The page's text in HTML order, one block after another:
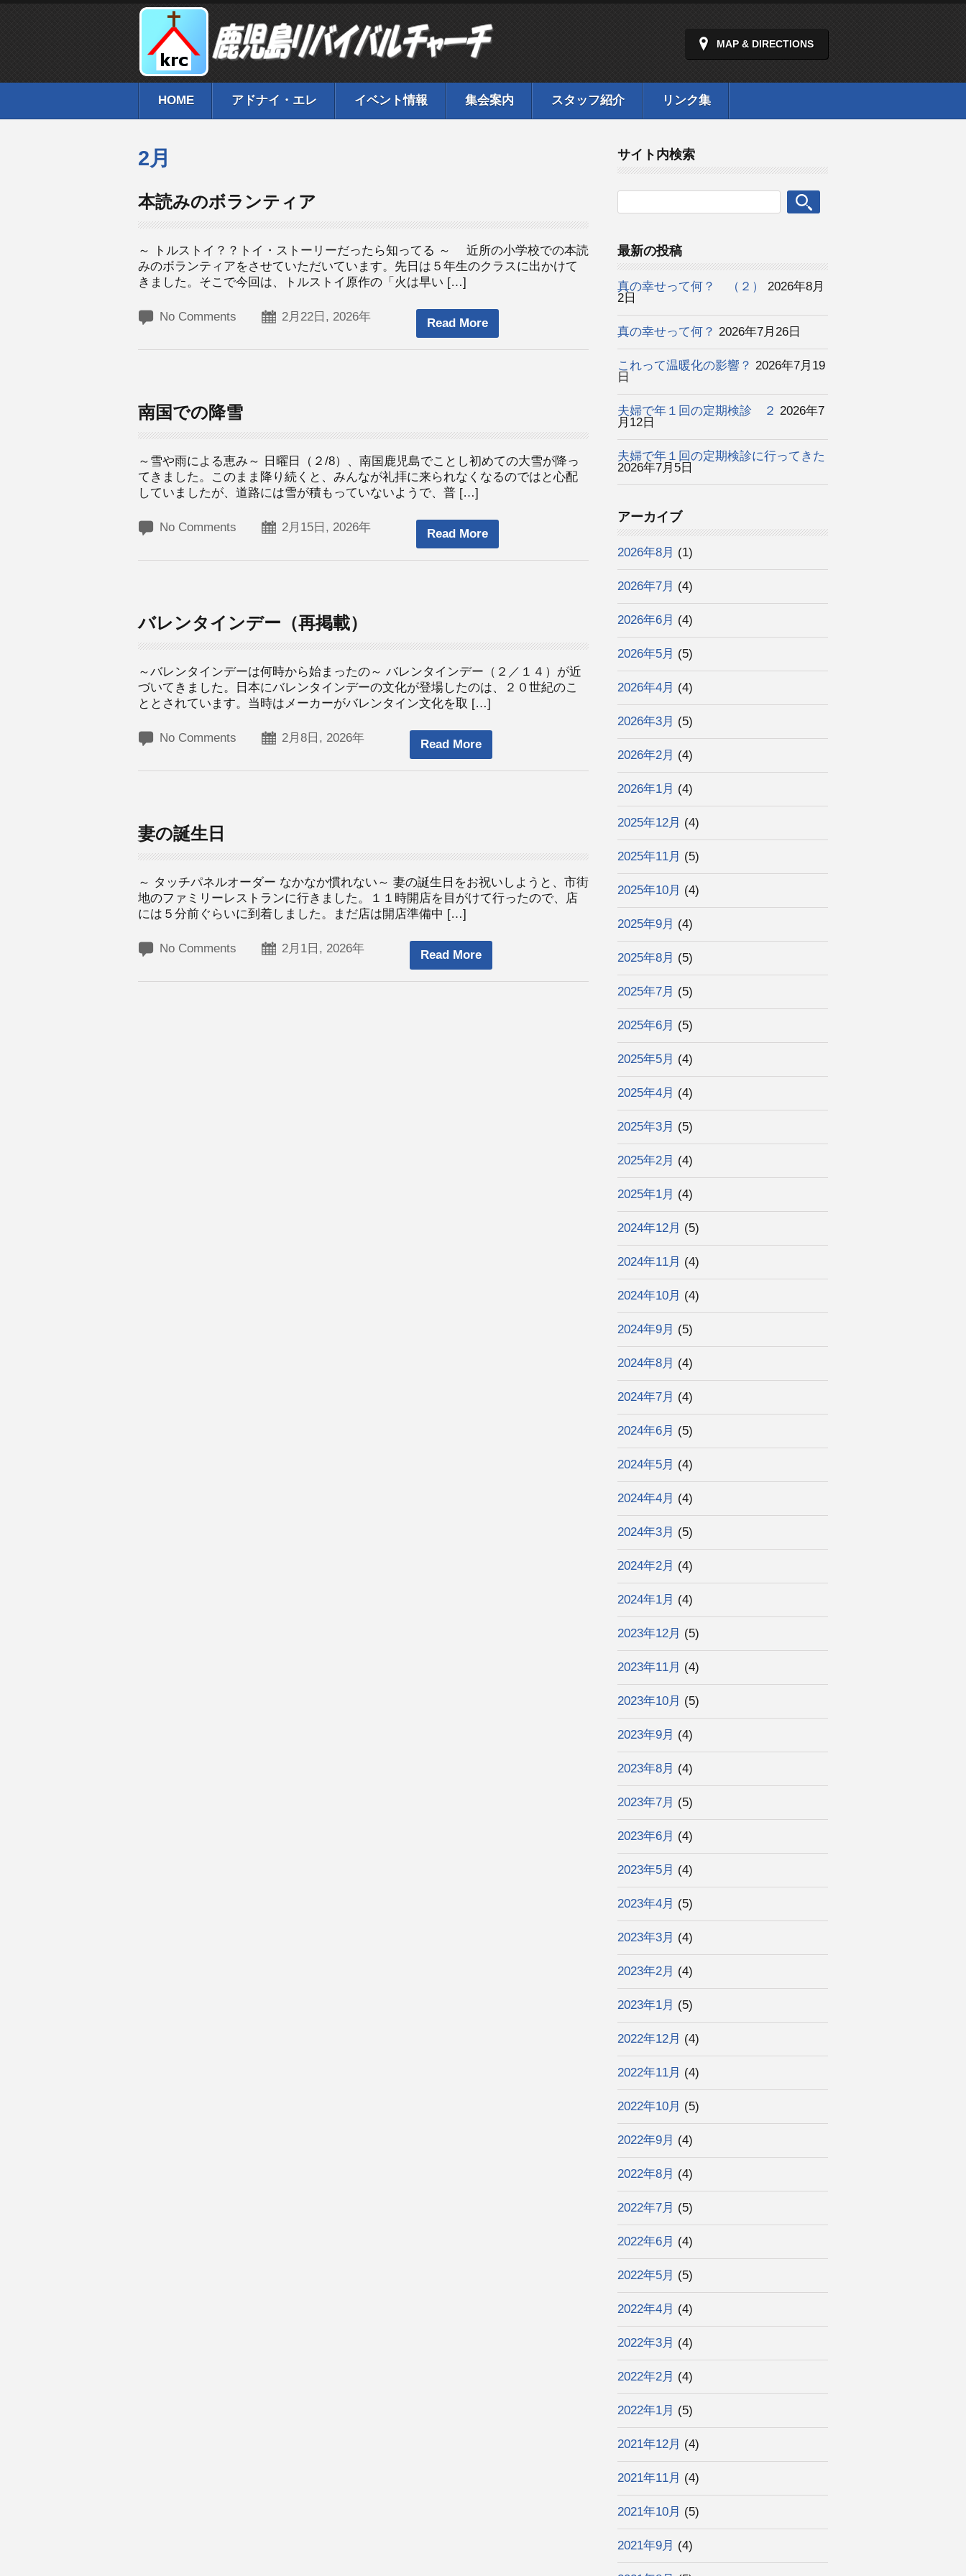
MAP & DIRECTIONS
HOME アドナイ・エレ イベント情報 集会案内 スタッフ紹介 リンク集
2月
本読みのボランティア
～ トルストイ？？トイ・ストーリーだったら知ってる ～ 近所の小学校での本読
みのボランティアをさせていただいています。先日は５年生のクラスに出かけて
きました。そこで今回は、トルストイ原作の「火は早い […]
No Comments 2月22日, 2026年 Read More
南国での降雪
～雪や雨による恵み～ 日曜日（２/8）、南国鹿児島でことし初めての大雪が降っ
てきました。このまま降り続くと、みんなが礼拝に来られなくなるのではと心配
していましたが、道路には雪が積もっていないようで、普 […]
No Comments 2月15日, 2026年 Read More
バレンタインデー（再掲載）
～バレンタインデーは何時から始まったの～ バレンタインデー（２／１４）が近
づいてきました。日本にバレンタインデーの文化が登場したのは、２０世紀のこ
ととされています。当時はメーカーがバレンタイン文化を取 […]
No Comments 2月8日, 2026年 Read More
妻の誕生日
～ タッチパネルオーダー なかなか慣れない～ 妻の誕生日をお祝いしようと、市街
地のファミリーレストランに行きました。１１時開店を目がけて行ったので、店
には５分前ぐらいに到着しました。まだ店は開店準備中 […]
No Comments 2月1日, 2026年 Read More
サイト内検索
最新の投稿
真の幸せって何？ （２）
2026年8月
2日
真の幸せって何？ 2026年7月26日
これって温暖化の影響？ 2026年7月19
日
夫婦で年１回の定期検診 ２ 2026年7
月12日
夫婦で年１回の定期検診に行ってきた
2026年7月5日
アーカイブ
2026年8月 (1)
2026年7月 (4)
2026年6月 (4)
2026年5月 (5)
2026年4月 (4)
2026年3月 (5)
2026年2月 (4)
2026年1月 (4)
2025年12月 (4)
2025年11月 (5)
2025年10月 (4)
2025年9月 (4)
2025年8月 (5)
2025年7月 (5)
2025年6月 (5)
2025年5月 (4)
2025年4月 (4)
2025年3月 (5)
2025年2月 (4)
2025年1月 (4)
2024年12月 (5)
2024年11月 (4)
2024年10月 (4)
2024年9月 (5)
2024年8月 (4)
2024年7月 (4)
2024年6月 (5)
2024年5月 (4)
2024年4月 (4)
2024年3月 (5)
2024年2月 (4)
2024年1月 (4)
2023年12月 (5)
2023年11月 (4)
2023年10月 (5)
2023年9月 (4)
2023年8月 (4)
2023年7月 (5)
2023年6月 (4)
2023年5月 (4)
2023年4月 (5)
2023年3月 (4)
2023年2月 (4)
2023年1月 (5)
2022年12月 (4)
2022年11月 (4)
2022年10月 (5)
2022年9月 (4)
2022年8月 (4)
2022年7月 (5)
2022年6月 (4)
2022年5月 (5)
2022年4月 (4)
2022年3月 (4)
2022年2月 (4)
2022年1月 (5)
2021年12月 (4)
2021年11月 (4)
2021年10月 (5)
2021年9月 (4)